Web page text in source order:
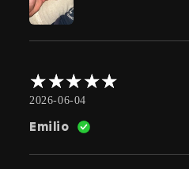
2026-06-04
Emilio